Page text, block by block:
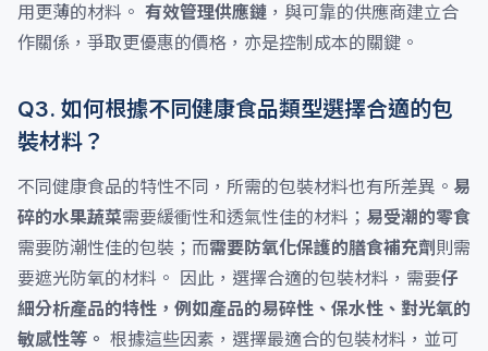
用更薄的材料。 有效管理供應鏈 ，與可靠的供應商建立合
作關係，爭取更優惠的價格，亦是控制成本的關鍵。
Q3. 如何根據不同健康食品類型選擇合適的包
裝材料？
不同健康食品的特性不同，所需的包裝材料也有所差異。 易
碎的水果蔬菜需要緩衝性和透氣性佳的材料； 易受潮的零食
需要防潮性佳的包裝；而需要防氧化保護的膳食補充劑 則需
要遮光防氧的材料。 因此，選擇合適的包裝材料，需要仔
細分析產品的特性，例如產品的易碎性、保水性、對光氧的
敏感性等。 根據這些因素，選擇最適合的包裝材料，並可